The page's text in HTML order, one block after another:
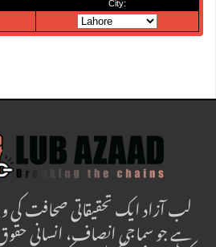
لب آزاد ایک تحقیقاتی صحافت